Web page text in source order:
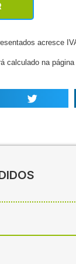
acresce
calculado na